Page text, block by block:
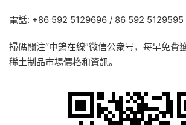
電話: +86 592 5129696 / 86 592 5129595
掃碼關注“中鎢在線”微信公衆号，每早免費
稀土制品市場價格和資訊。